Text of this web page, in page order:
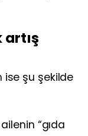
artış
şu şekilde
“gıda